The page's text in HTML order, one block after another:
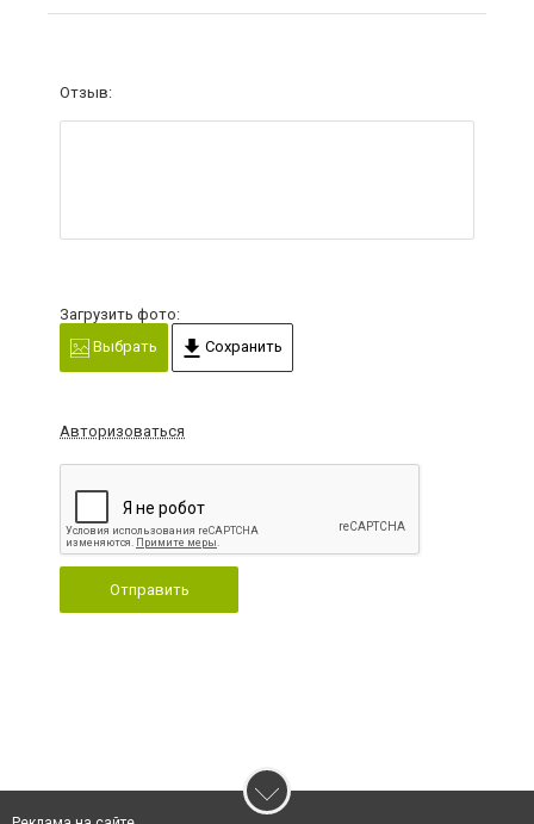
Отзыв:
Загрузить фото:
Выбрать
Сохранить
Авторизоваться
Отправить